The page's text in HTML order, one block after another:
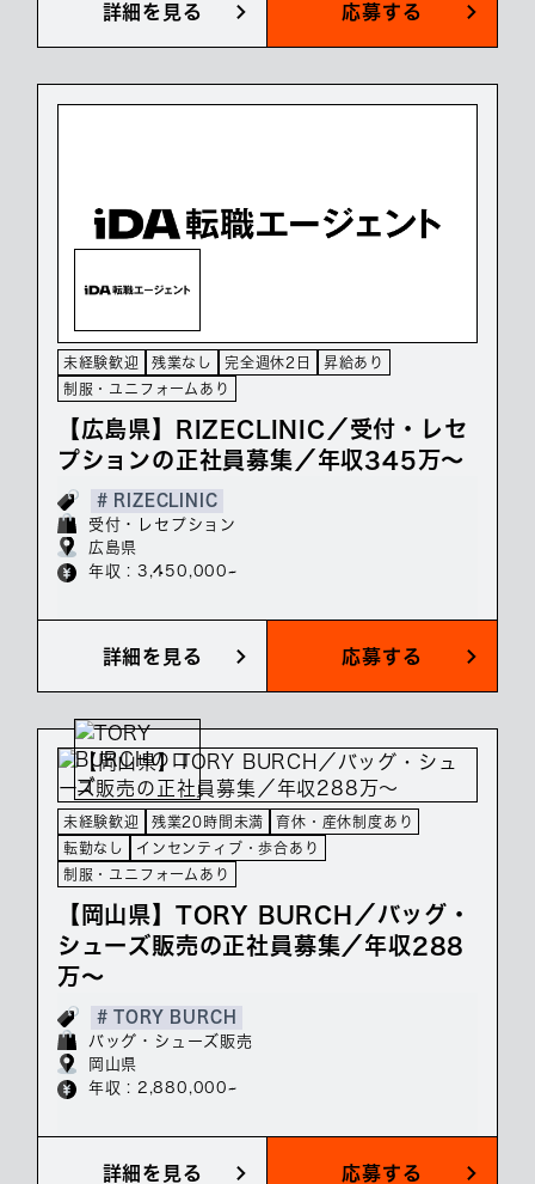
詳細を見る 応募する
未経験歓迎 残業なし 完全週休2日
昇給あり
制服・ユニフォームあり
【広島県】RIZECLINIC／受付・レセ
プションの正社員募集／年収345万～
# RIZECLINIC
受付・レセプション
広島県
年収 : 3,450,000~
詳細を見る 応募する
未経験歓迎 残業20時間未満
育休・産休制度あり
転勤なし
インセンティブ・歩合あり
制服・ユニフォームあり
【岡山県】TORY BURCH／バッグ・
シューズ販売の正社員募集／年収288
万～
# TORY BURCH
バッグ・シューズ販売
岡山県
年収 : 2,880,000~
詳細を見る 応募する